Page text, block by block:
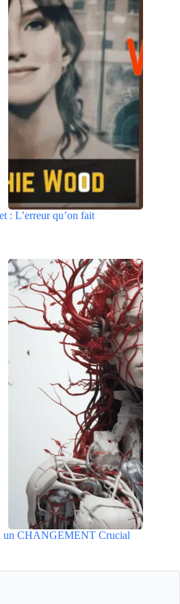
: L’erreur qu’on fait
un CHANGEMENT Crucial